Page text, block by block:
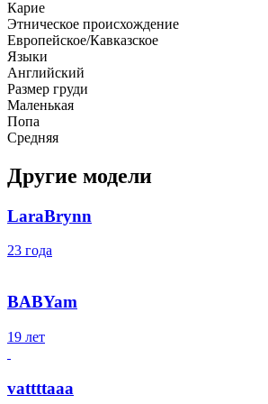
Карие
Этническое происхождение
Европейское/Кавказское
Языки
Английский
Размер груди
Маленькая
Попа
Средняя
Другие модели
LaraBrynn
23 года
BABYam
19 лет
vattttaaa